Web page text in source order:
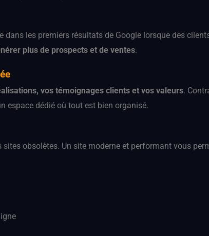
dans les premiers résultats de Google lorsque des
plus de prospects et de ventes.
vos témoignages clients et vos valeurs.
espace dédié où tout est bien organisé.
obsolètes. Un site moderne et performant vous